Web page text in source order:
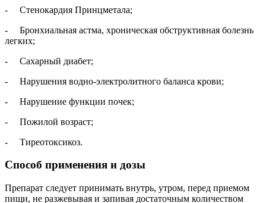
- Стенокардия Принцметала;
- Бронхиальная астма, хроническая обструктивная болезнь
легких;
- Сахарный диабет;
- Нарушения водно-электролитного баланса крови;
- Нарушение функции почек;
- Пожилой возраст;
- Тиреотоксикоз.
Способ применения и дозы
Препарат следует принимать внутрь, утром, перед приемом
пищи, не разжевывая и запивая достаточным количеством